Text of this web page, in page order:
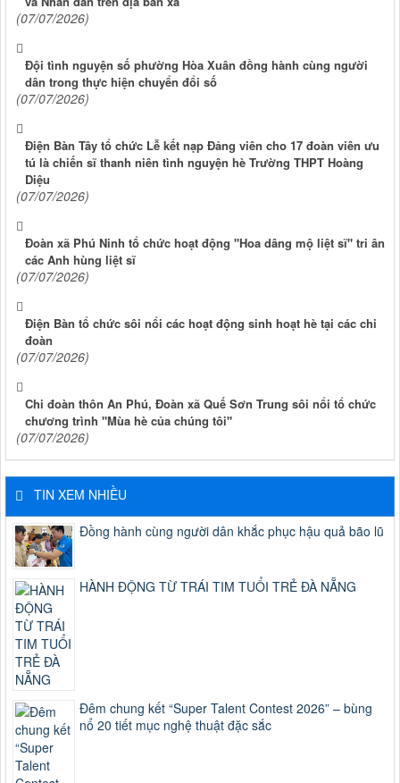
(07/07/2026)
Đội tình nguyện số phường Hòa Xuân đồng hành cùng người
dân trong thực hiện chuyển đổi số
(07/07/2026)
Điện Bàn Tây tổ chức Lễ kết nạp Đảng viên cho 17 đoàn viên ưu
tú là chiến sĩ thanh niên tình nguyện hè Trường THPT Hoàng
Diệu
(07/07/2026)
Đoàn xã Phú Ninh tổ chức hoạt động "Hoa dâng mộ liệt sĩ" tri ân
các Anh hùng liệt sĩ
(07/07/2026)
Điện Bàn tổ chức sôi nổi các hoạt động sinh hoạt hè tại các chi
đoàn
(07/07/2026)
Chi đoàn thôn An Phú, Đoàn xã Quế Sơn Trung sôi nổi tổ chức
chương trình "Mùa hè của chúng tôi"
(07/07/2026)
TIN XEM NHIỀU
Đồng hành cùng người dân khắc phục hậu quả bão lũ
HÀNH ĐỘNG TỪ TRÁI TIM TUỔI TRẺ ĐÀ NẴNG
Đêm chung kết “Super Talent Contest 2026” – bùng
nổ 20 tiết mục nghệ thuật đặc sắc